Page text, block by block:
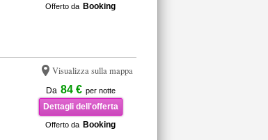
Offerto da Booking
Visualizza sulla mappa
Da 84 € per notte
Dettagli dell'offerta
Offerto da Booking